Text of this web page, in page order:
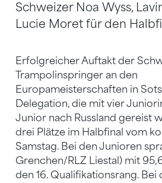
Schweizer Noa Wyss,
Lucie Moret für den
Erfolgreicher Auftakt der
Trampolinspringer an den
Europameisterschaften in
Delegation, die mit vier
Junior nach Russland gereist
drei Plätze im Halbfinal vom
Samstag. Bei den Junioren
Grenchen/RLZ Liestal) mit
den 16. Qualifikationsrang. Bei